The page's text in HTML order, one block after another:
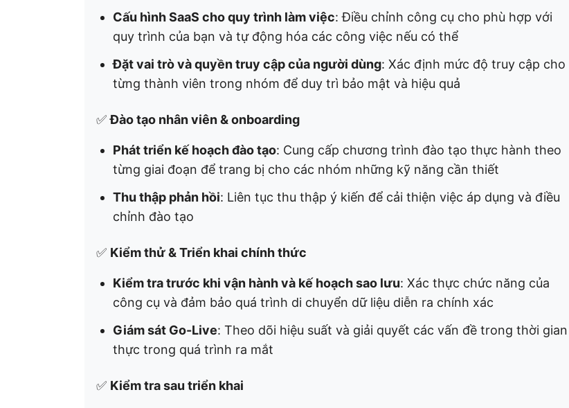
Cấu hình SaaS cho quy trình làm việc: Điều chỉnh công cụ cho phù hợp với
quy trình của bạn và tự động hóa các công việc nếu có thể
Đặt vai trò và quyền truy cập của người dùng: Xác định mức độ truy cập cho
từng thành viên trong nhóm để duy trì bảo mật và hiệu quả
✅Đào tạo nhân viên & onboarding
Phát triển kế hoạch đào tạo: Cung cấp chương trình đào tạo thực hành theo
từng giai đoạn để trang bị cho các nhóm những kỹ năng cần thiết
Thu thập phản hồi: Liên tục thu thập ý kiến để cải thiện việc áp dụng và điều
chỉnh đào tạo
✅ Kiểm thử & Triển khai chính thức
Kiểm tra trước khi vận hành và kế hoạch sao lưu: Xác thực chức năng của
công cụ và đảm bảo quá trình di chuyển dữ liệu diễn ra chính xác
Giám sát Go-Live: Theo dõi hiệu suất và giải quyết các vấn đề trong thời gian
thực trong quá trình ra mắt
✅ Kiểm tra sau triển khai